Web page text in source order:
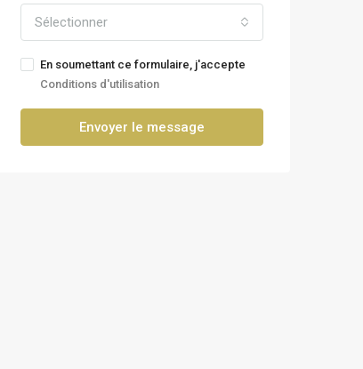
Sélectionner
En soumettant ce formulaire, j'accepte
Conditions d'utilisation
Envoyer le message